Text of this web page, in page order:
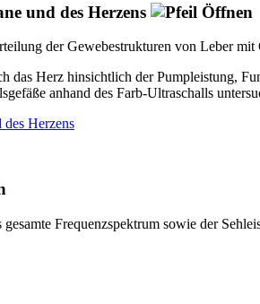
und des Herzens
der Gewebestrukturen von Leber
das Herz hinsichtlich der Pumpleistung,
anhand des Farb-Ultraschalls
Frequenzspektrum sowie der